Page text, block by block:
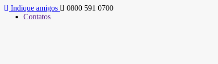
Indique amigos
0800 591 0700
Contatos